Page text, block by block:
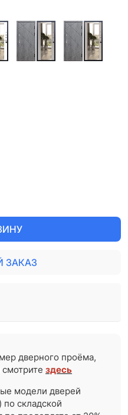
ЗАКАЗ
дверного проёма,
смотритездесь
модели дверей
по складской